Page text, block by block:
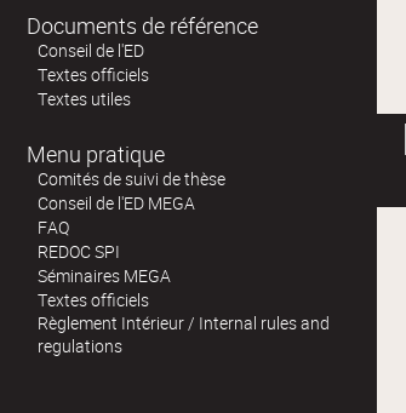
Documents de référence
Conseil de l'ED
Textes officiels
Textes utiles
Menu pratique
Comités de suivi de thèse
Conseil de l'ED MEGA
FAQ
REDOC SPI
Séminaires MEGA
Textes officiels
Règlement Intérieur / Internal rules and
regulations